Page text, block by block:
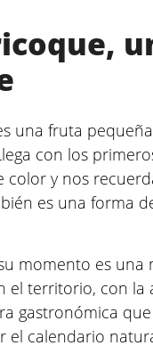
una fruta
con los
color y nos
es una forma
momento es una
el territorio, con la
gastronómica
el calendario